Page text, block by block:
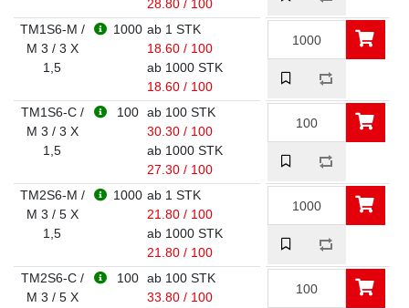
28.80 / 100
TM1S6-M /
M 3 / 3 X
1,5
1000 ab 1 STK
18.60 / 100
ab 1000 STK
18.60 / 100
TM1S6-C /
M 3 / 3 X
1,5
100 ab 100 STK
30.30 / 100
ab 1000 STK
27.30 / 100
TM2S6-M /
M 3 / 5 X
1,5
1000 ab 1 STK
21.80 / 100
ab 1000 STK
21.80 / 100
TM2S6-C /
M 3 / 5 X
100 ab 100 STK
33.80 / 100